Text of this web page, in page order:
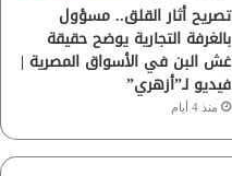
تصريح أثار القلق.. مسؤول
بالغرفة التجارية يوضح حقيقة
غش البن في الأسواق المصرية |
فيديو لـ”أزهري”
منذ 4 أيام